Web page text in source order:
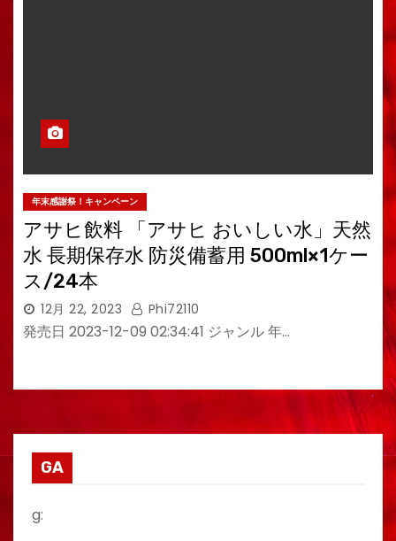
年末感謝祭！キャンペーン
アサヒ飲料 「アサヒ おいしい水」天然
水 長期保存水 防災備蓄用 500ml×1ケー
ス/24本
12月 22, 2023 Phi72110
発売日 2023-12-09 02:34:41 ジャンル 年…
GA
g: